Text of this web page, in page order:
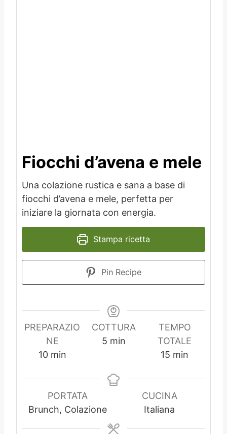
Fiocchi d’avena e mele
Una colazione rustica e sana a base di
fiocchi d’avena e mele, perfetta per
iniziare la giornata con energia.
Stampa ricetta
Pin Recipe
PREPARAZIO
NE
10m
n
u
t
min
COTTURA
5m
u
i
min
TEMPO
TOTALE
15 m
n
u
t
min
PORTATA
Brunch, Colazione
CUCINA
Italiana